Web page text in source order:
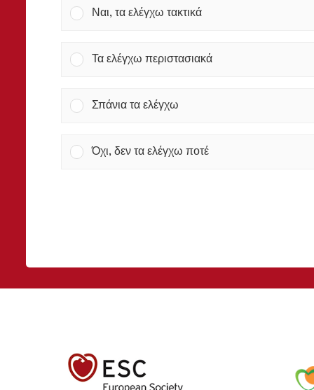
Ναι, τα ελέγχω τακτικά
Τα ελέγχω περιστασιακά
Σπάνια τα ελέγχω
Όχι, δεν τα ελέγχω ποτέ